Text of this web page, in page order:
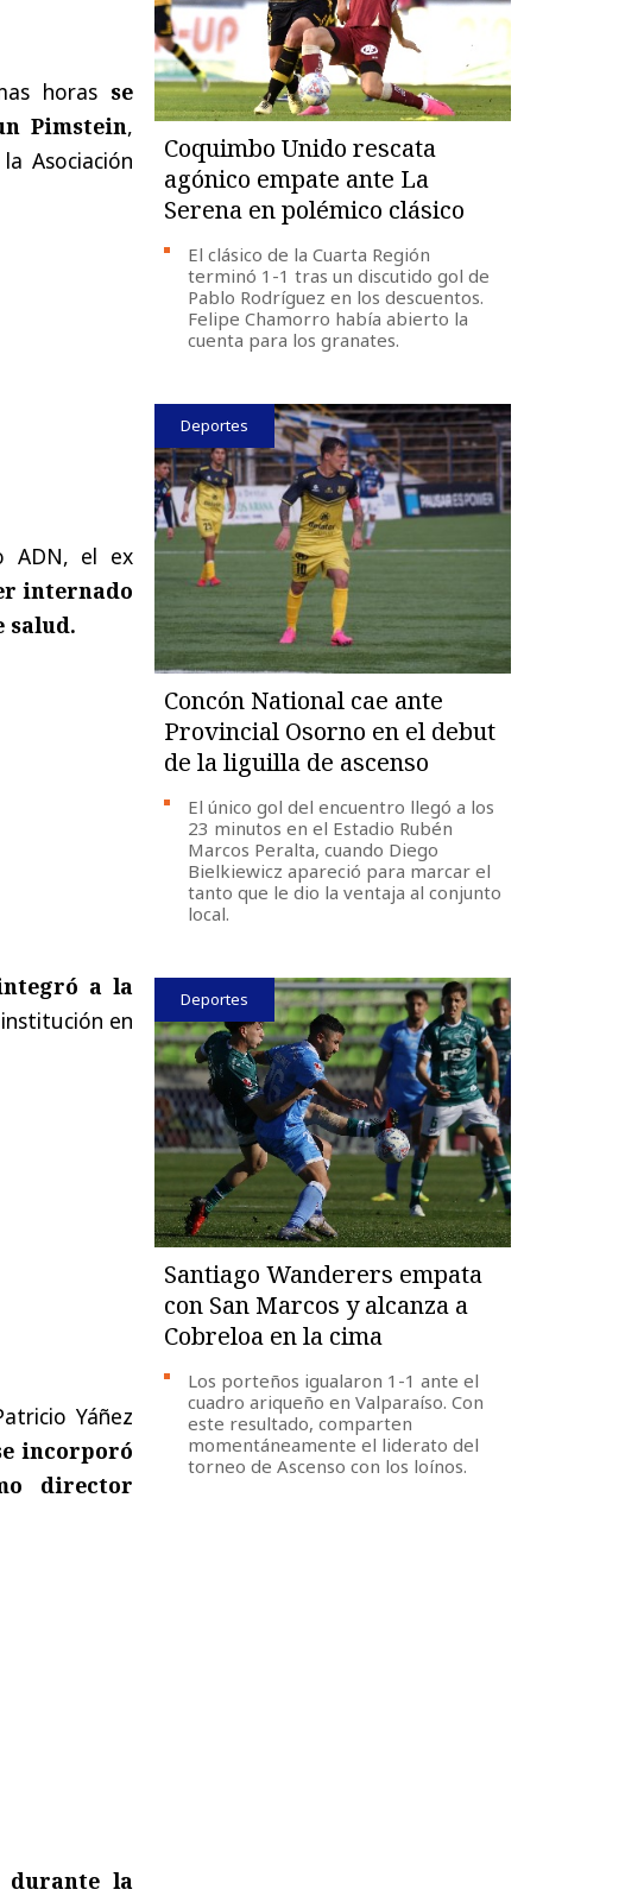
horas se
Pimstein,
laAsociación
ADN, el ex
internado
salud.
a la
en
Yáñez
incorporó
director
durante la
Coquimbo Unido rescata
agónico empate ante La
Serena en polémico clásico
El clásico de la Cuarta Región
terminó 1-1 tras un discutido gol de
Pablo Rodríguez en los descuentos.
Felipe Chamorro había abierto la
cuenta para los granates.
Deportes
Concón National cae ante
Provincial Osorno en el debut
de la liguilla de ascenso
El único gol del encuentro llegó a los
23 minutos en el Estadio Rubén
Marcos Peralta, cuando Diego
Bielkiewicz apareció para marcar el
tanto que le dio la ventaja al conjunto
local.
Deportes
Santiago Wanderers empata
con San Marcos y alcanza a
Cobreloa en la cima
Los porteños igualaron 1-1 ante el
cuadro ariqueño en Valparaíso. Con
este resultado, comparten
momentáneamente el liderato del
torneo de Ascenso con los loínos.